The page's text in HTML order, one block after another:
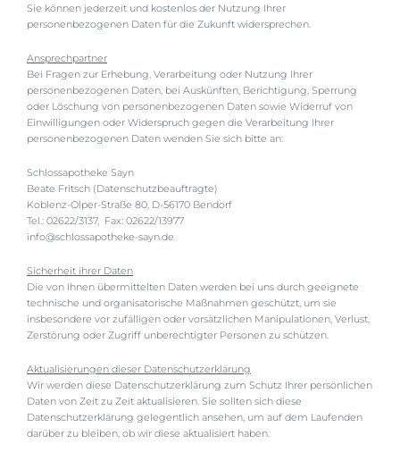
Sie können jederzeit und kostenlos der Nutzung Ihrer
personenbezogenen Daten für die Zukunft widersprechen.
Ansprechpartner
Bei Fragen zur Erhebung, Verarbeitung oder Nutzung Ihrer
personenbezogenen Daten, bei Auskünften, Berichtigung, Sperrung
oder Löschung von personenbezogenen Daten sowie Widerruf von
Einwilligungen oder Widerspruch gegen die Verarbeitung Ihrer
personenbezogenen Daten wenden Sie sich bitte an:
Schlossapotheke Sayn
Beate Fritsch (Datenschutzbeauftragte)
Koblenz-Olper-Straße 80, D-56170 Bendorf
Tel.: 02622/3137, Fax: 02622/13977
info@schlossapotheke-sayn.de
Sicherheit ihrer Daten
Die von Ihnen übermittelten Daten werden bei uns durch geeignete
technische und organisatorische Maßnahmen geschützt, um sie
insbesondere vor zufälligen oder vorsätzlichen Manipulationen, Verlust,
Zerstörung oder Zugriff unberechtigter Personen zu schützen.
Aktualisierungen dieser Datenschutzerklärung
Wir werden diese Datenschutzerklärung zum Schutz Ihrer persönlichen
Daten von Zeit zu Zeit aktualisieren. Sie sollten sich diese
Datenschutzerklärung gelegentlich ansehen, um auf dem Laufenden
darüber zu bleiben, ob wir diese aktualisiert haben.